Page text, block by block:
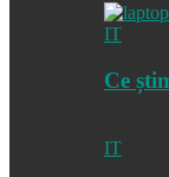
IT
Ce
IT